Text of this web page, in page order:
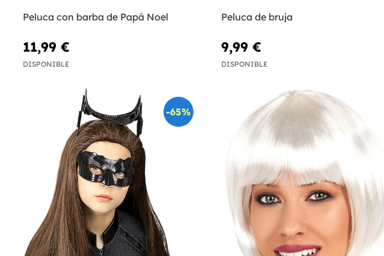
Peluca con barba de Papá Noel
11,99 €
DISPONIBLE
Peluca de bruja
9,99 €
DISPONIBLE
-65%